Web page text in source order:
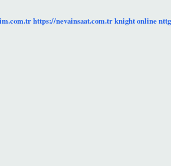
https://nevainsaat.com.trknight online